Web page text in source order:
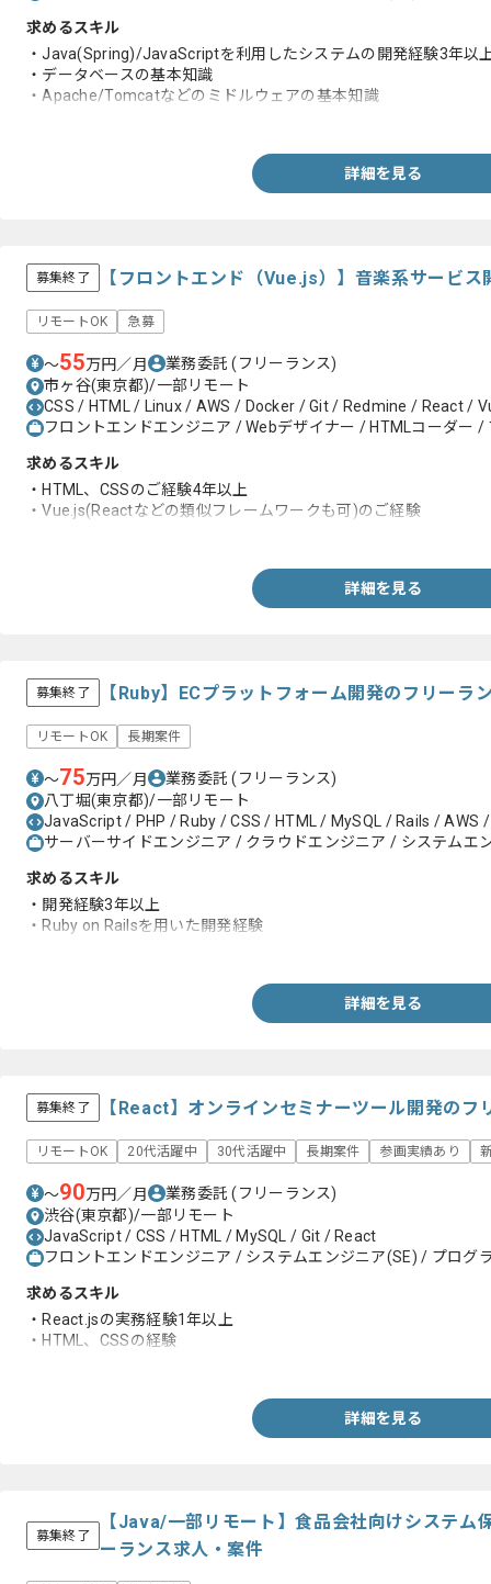
求めるスキル
・Java(Spring)/JavaScriptを利用したシステムの開発経験3年以
・データベースの基本知識
・Apache/Tomcatなどのミドルウェアの基本知識
詳細を見る
募集終了 【フロントエンド（Vue.js）】音楽系サービ
リモートOK 急募
〜55万円／月 業務委託(フリーランス)
市ヶ谷(東京都)/一部リモート
CSS / HTML / Linux / AWS / Docker / Git / Redmine / React /
フロントエンドエンジニア / Webデザイナー / HTMLコーダー /
求めるスキル
・HTML、CSSのご経験4年以上
・Vue.js(Reactなどの類似フレームワークも可)のご経験
詳細を見る
募集終了 【Ruby】ECプラットフォーム開発のフリーラ
リモートOK 長期案件
〜75万円／月 業務委託(フリーランス)
八丁堀(東京都)/一部リモート
JavaScript / PHP / Ruby / CSS / HTML / MySQL / Rails / AWS
サーバーサイドエンジニア / クラウドエンジニア / システムエ
求めるスキル
・開発経験3年以上
・Ruby on Railsを用いた開発経験
詳細を見る
募集終了 【React】オンラインセミナーツール開発のフ
リモートOK 20代活躍中 30代活躍中 長期案件 参画実績あり
〜90万円／月 業務委託(フリーランス)
渋谷(東京都)/一部リモート
JavaScript / CSS / HTML / MySQL / Git / React
フロントエンドエンジニア / システムエンジニア(SE) / プログ
求めるスキル
・React.jsの実務経験1年以上
・HTML、CSSの経験
詳細を見る
募集終了
【Java/一部リモート】食品会社向けシステム
ーランス求人・案件